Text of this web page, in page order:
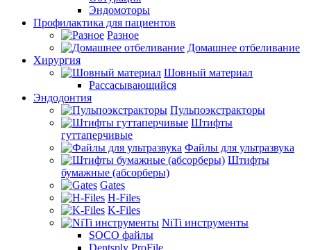
Эндомоторы
Профилактика для пациентов
Разное
Домашнее отбеливание
Хирургия
Шовный материал
Рассасывающийся
Эндодонтия
Пульпоэкстракторы
Штифты
гуттаперчивые
Файлы для ультразвука
Штифты
бумажные (абсорберы)
Gates
H-Files
K-Files
NiTi инструменты
SOCO файлы
Dentsply ProFile